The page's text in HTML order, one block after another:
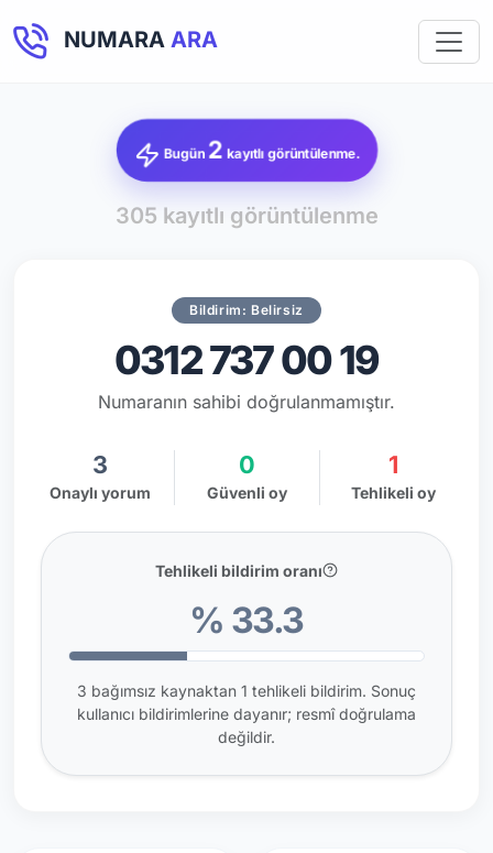
NUMARA ARA
Bugün 2 kayıtlı görüntülenme.
305 kayıtlı görüntülenme
Bildirim: Belirsiz
0312 737 00 19
Numaranın sahibi doğrulanmamıştır.
3
Onaylı yorum
0
Güvenli oy
1
Tehlikeli oy
Tehlikeli bildirim oranı
% 33.3
3 bağımsız kaynaktan 1 tehlikeli bildirim. Sonuç
kullanıcı bildirimlerine dayanır; resmî doğrulama
değildir.